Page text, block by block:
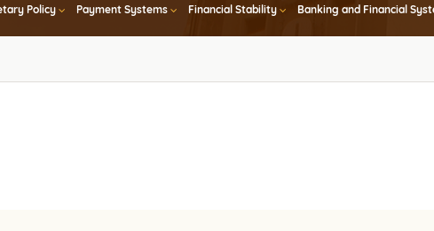
Policy Payment Systems Financial Stability Banking and Financial